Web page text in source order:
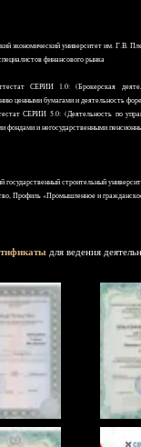
экономический университет им. Г.В.
финансового рынка
СЕРИИ 1.0: (Брокерская
ценными бумагами и деятельность
СЕРИИ 5.0: (Деятельность по
фондами и негосударственными
строительный
Профиль «Промышленное и
для ведения